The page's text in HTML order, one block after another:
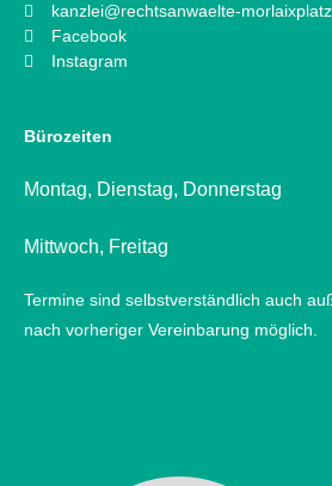
kanzlei@rechtsanwaelte-
Facebook
Instagram
Bürozeiten
Montag, Dienstag, Donnerstag
Mittwoch, Freitag
Termine sind selbstverständlich auch
nach vorheriger Vereinbarung möglich.